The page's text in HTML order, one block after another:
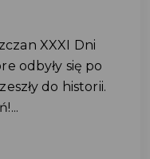
XXXI Dni
odbyły się po
do historii.